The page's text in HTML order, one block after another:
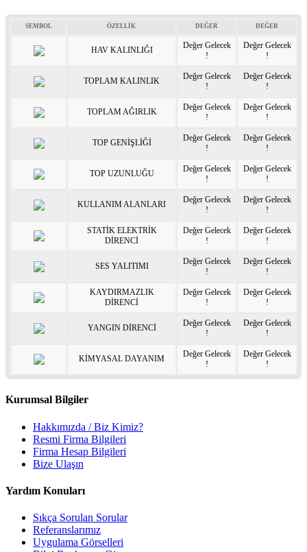
SEMBOL ÖZELLİK DEĞER DEĞER
HAV KALINLIĞI
Değer Gelecek
!
Değer Gelecek
!
TOPLAM KALINLIK
Değer Gelecek
!
Değer Gelecek
!
TOPLAM AĞIRLIK
Değer Gelecek
!
Değer Gelecek
!
TOP GENİŞLİĞİ
Değer Gelecek
!
Değer Gelecek
!
TOP UZUNLUĞU
Değer Gelecek
!
Değer Gelecek
!
KULLANIM ALANLARI
Değer Gelecek
!
Değer Gelecek
!
STATİK ELEKTRİK
DİRENCİ
Değer Gelecek
!
Değer Gelecek
!
SES YALITIMI
Değer Gelecek
!
Değer Gelecek
!
KAYDIRMAZLIK
DİRENCİ
Değer Gelecek
!
Değer Gelecek
!
YANGIN DİRENCİ
Değer Gelecek
!
Değer Gelecek
!
KİMYASAL DAYANIM
Değer Gelecek
!
Değer Gelecek
!
Kurumsal Bilgiler
Hakkımızda / Biz Kimiz?
Resmi Firma Bilgileri
Firma Hesap Bilgileri
Bize Ulaşın
Yardım Konuları
Sıkça Sorulan Sorular
Referanslarımız
Uygulama Görselleri